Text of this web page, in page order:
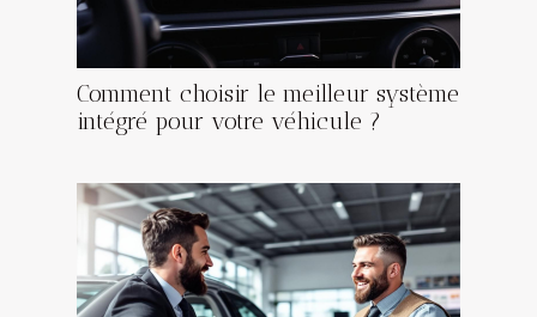
Comment choisir le meilleur système
intégré pour votre véhicule ?